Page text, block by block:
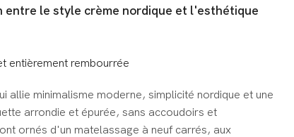
le style crème nordique et l'esthétique
entièrement rembourrée
allie minimalisme moderne, simplicité nordique et une
arrondie et épurée, sans accoudoirs et
ornés d'un matelassage à neuf carrés, aux